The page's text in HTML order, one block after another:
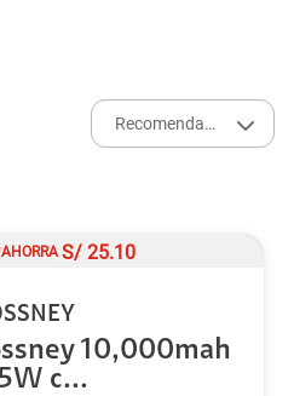
Recomendados
AHORRA S/ 25.10
10,000mah
c...